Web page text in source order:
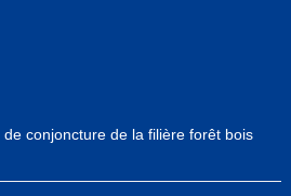
conjoncture de la filière forêt bois